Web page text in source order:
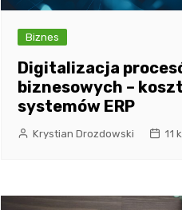
Biznes
Digitalizacja
biznesowych –
systemów ERP
Krystian Drozdowski 11